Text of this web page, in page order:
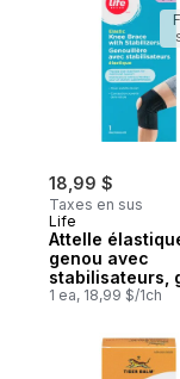
18,99 $
Taxes en sus
Life
Attelle
genou avec
stabilisateurs,
à très grand, 1
1 ea, 18,99 $/1ch